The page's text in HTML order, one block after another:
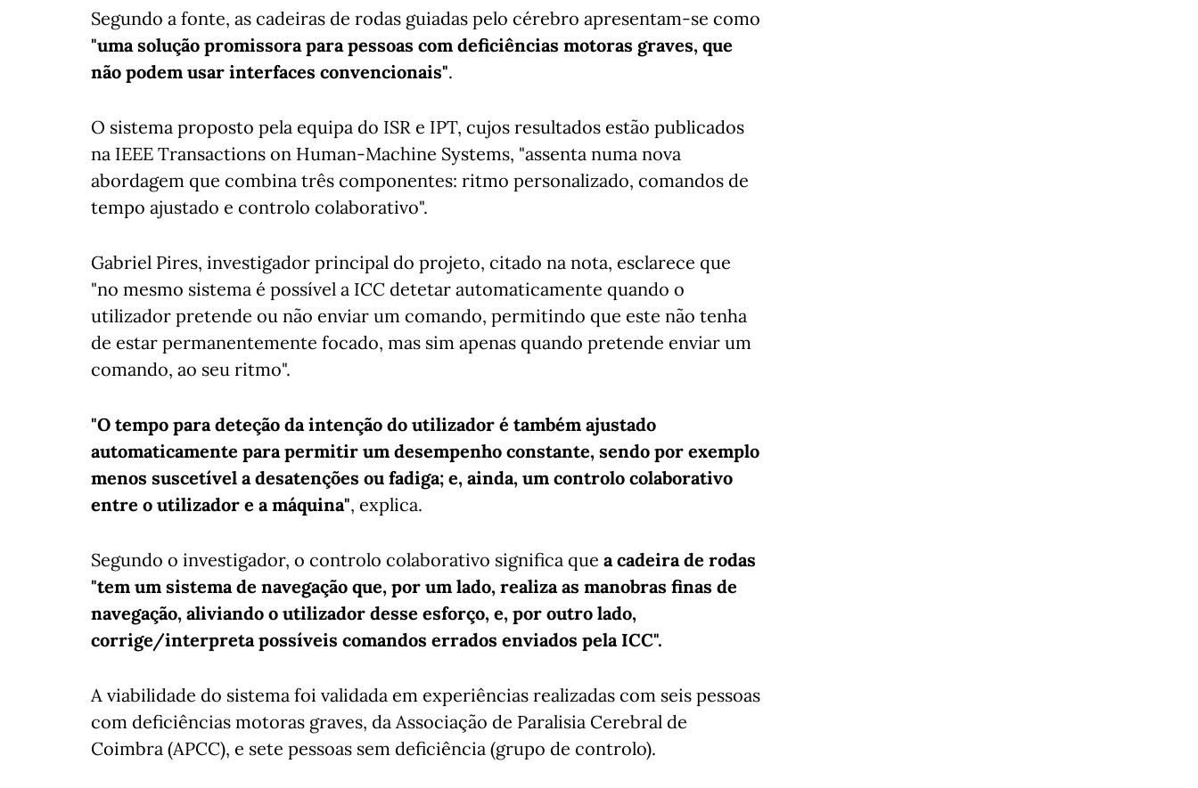
Segundo a fonte, as cadeiras de rodas guiadas pelo cérebro apresentam-se como
"uma solução promissora para pessoas com deficiências motoras graves, que
não podem usar interfaces convencionais".
O sistema proposto pela equipa do ISR e IPT, cujos resultados estão publicados
na IEEE Transactions on Human-Machine Systems, "assenta numa nova
abordagem que combina três componentes: ritmo personalizado, comandos de
tempo ajustado e controlo colaborativo".
Gabriel Pires, investigador principal do projeto, citado na nota, esclarece que
"no mesmo sistema é possível a ICC detetar automaticamente quando o
utilizador pretende ou não enviar um comando, permitindo que este não tenha
de estar permanentemente focado, mas sim apenas quando pretende enviar um
comando, ao seu ritmo".
"O tempo para deteção da intenção do utilizador é também ajustado
automaticamente para permitir um desempenho constante, sendo por exemplo
menos suscetível a desatenções ou fadiga; e, ainda, um controlo colaborativo
entre o utilizador e a máquina", explica.
Segundo o investigador, o controlo colaborativo significa que a cadeira de rodas
"tem um sistema de navegação que, por um lado, realiza as manobras finas de
navegação, aliviando o utilizador desse esforço, e, por outro lado,
corrige/interpreta possíveis comandos errados enviados pela ICC".
A viabilidade do sistema foi validada em experiências realizadas com seis pessoas
com deficiências motoras graves, da Associação de Paralisia Cerebral de
Coimbra (APCC), e sete pessoas sem deficiência (grupo de controlo).